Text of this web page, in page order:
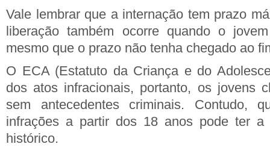
Vale lembrar que a internação tem prazo
liberação também ocorre quando o
mesmo que o prazo não tenha chegado ao
O ECA (Estatuto da Criança e do
dos atos infracionais, portanto, os jovens
sem antecedentes criminais. Contudo,
infrações a partir dos 18 anos pode ter a
histórico.